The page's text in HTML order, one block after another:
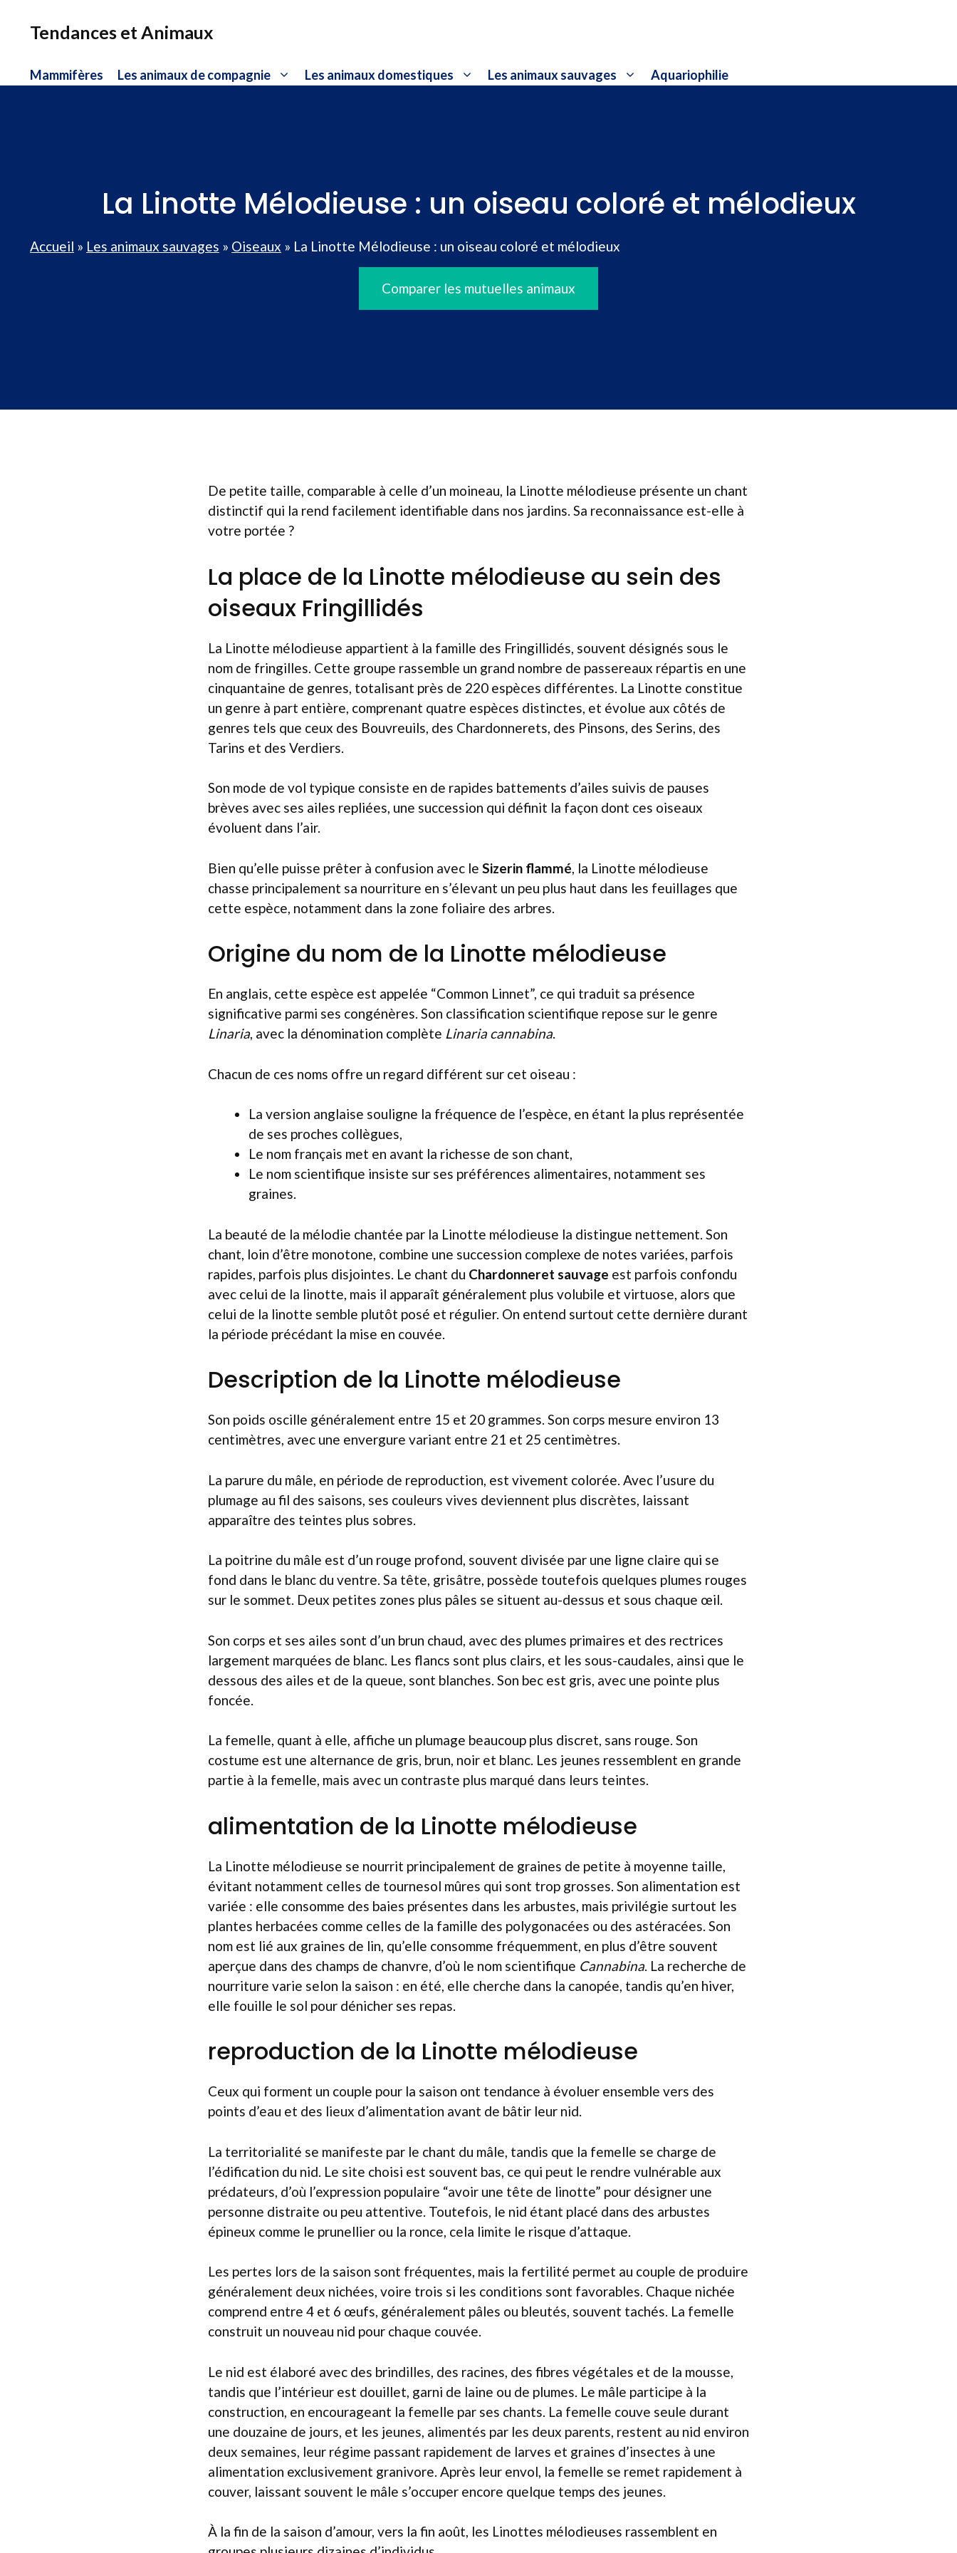
Tendances et Animaux
Mammifères Les animaux de compagnie Les animaux domestiques Les animaux sauvages Aquariophilie
La Linotte Mélodieuse : un oiseau coloré et mélodieux
Accueil » Les animaux sauvages » Oiseaux » La Linotte Mélodieuse : un oiseau coloré et mélodieux
Comparer les mutuelles animaux
De petite taille, comparable à celle d’un moineau, la Linotte mélodieuse présente un chant
distinctif qui la rend facilement identifiable dans nos jardins. Sa reconnaissance est-elle à
votre portée ?
La place de la Linotte mélodieuse au sein des
oiseaux Fringillidés
La Linotte mélodieuse appartient à la famille des Fringillidés, souvent désignés sous le
nom de fringilles. Cette groupe rassemble un grand nombre de passereaux répartis en une
cinquantaine de genres, totalisant près de 220 espèces différentes. La Linotte constitue
un genre à part entière, comprenant quatre espèces distinctes, et évolue aux côtés de
genres tels que ceux des Bouvreuils, des Chardonnerets, des Pinsons, des Serins, des
Tarins et des Verdiers.
Son mode de vol typique consiste en de rapides battements d’ailes suivis de pauses
brèves avec ses ailes repliées, une succession qui définit la façon dont ces oiseaux
évoluent dans l’air.
Bien qu’elle puisse prêter à confusion avec le Sizerin flammé , la Linotte mélodieuse
chasse principalement sa nourriture en s’élevant un peu plus haut dans les feuillages que
cette espèce, notamment dans la zone foliaire des arbres.
Origine du nom de la Linotte mélodieuse
En anglais, cette espèce est appelée “Common Linnet”, ce qui traduit sa présence
significative parmi ses congénères. Son classification scientifique repose sur le genre
Linaria, avec la dénomination complète Linaria cannabina.
Chacun de ces noms offre un regard différent sur cet oiseau :
La version anglaise souligne la fréquence de l’espèce, en étant la plus représentée
de ses proches collègues,
Le nom français met en avant la richesse de son chant,
Le nom scientifique insiste sur ses préférences alimentaires, notamment ses
graines.
La beauté de la mélodie chantée par la Linotte mélodieuse la distingue nettement. Son
chant, loin d’être monotone, combine une succession complexe de notes variées, parfois
rapides, parfois plus disjointes. Le chant du Chardonneret sauvage est parfois confondu
avec celui de la linotte, mais il apparaît généralement plus volubile et virtuose, alors que
celui de la linotte semble plutôt posé et régulier. On entend surtout cette dernière durant
la période précédant la mise en couvée.
Description de la Linotte mélodieuse
Son poids oscille généralement entre 15 et 20 grammes. Son corps mesure environ 13
centimètres, avec une envergure variant entre 21 et 25 centimètres.
La parure du mâle, en période de reproduction, est vivement colorée. Avec l’usure du
plumage au fil des saisons, ses couleurs vives deviennent plus discrètes, laissant
apparaître des teintes plus sobres.
La poitrine du mâle est d’un rouge profond, souvent divisée par une ligne claire qui se
fond dans le blanc du ventre. Sa tête, grisâtre, possède toutefois quelques plumes rouges
sur le sommet. Deux petites zones plus pâles se situent au-dessus et sous chaque œil.
Son corps et ses ailes sont d’un brun chaud, avec des plumes primaires et des rectrices
largement marquées de blanc. Les flancs sont plus clairs, et les sous-caudales, ainsi que le
dessous des ailes et de la queue, sont blanches. Son bec est gris, avec une pointe plus
foncée.
La femelle, quant à elle, affiche un plumage beaucoup plus discret, sans rouge. Son
costume est une alternance de gris, brun, noir et blanc. Les jeunes ressemblent en grande
partie à la femelle, mais avec un contraste plus marqué dans leurs teintes.
alimentation de la Linotte mélodieuse
La Linotte mélodieuse se nourrit principalement de graines de petite à moyenne taille,
évitant notamment celles de tournesol mûres qui sont trop grosses. Son alimentation est
variée : elle consomme des baies présentes dans les arbustes, mais privilégie surtout les
plantes herbacées comme celles de la famille des polygonacées ou des astéracées. Son
nom est lié aux graines de lin, qu’elle consomme fréquemment, en plus d’être souvent
aperçue dans des champs de chanvre, d’où le nom scientifique Cannabina. La recherche de
nourriture varie selon la saison : en été, elle cherche dans la canopée, tandis qu’en hiver,
elle fouille le sol pour dénicher ses repas.
reproduction de la Linotte mélodieuse
Ceux qui forment un couple pour la saison ont tendance à évoluer ensemble vers des
points d’eau et des lieux d’alimentation avant de bâtir leur nid.
La territorialité se manifeste par le chant du mâle, tandis que la femelle se charge de
l’édification du nid. Le site choisi est souvent bas, ce qui peut le rendre vulnérable aux
prédateurs, d’où l’expression populaire “avoir une tête de linotte” pour désigner une
personne distraite ou peu attentive. Toutefois, le nid étant placé dans des arbustes
épineux comme le prunellier ou la ronce, cela limite le risque d’attaque.
Les pertes lors de la saison sont fréquentes, mais la fertilité permet au couple de produire
généralement deux nichées, voire trois si les conditions sont favorables. Chaque nichée
comprend entre 4 et 6 œufs, généralement pâles ou bleutés, souvent tachés. La femelle
construit un nouveau nid pour chaque couvée.
Le nid est élaboré avec des brindilles, des racines, des fibres végétales et de la mousse,
tandis que l’intérieur est douillet, garni de laine ou de plumes. Le mâle participe à la
construction, en encourageant la femelle par ses chants. La femelle couve seule durant
une douzaine de jours, et les jeunes, alimentés par les deux parents, restent au nid environ
deux semaines, leur régime passant rapidement de larves et graines d’insectes à une
alimentation exclusivement granivore. Après leur envol, la femelle se remet rapidement à
couver, laissant souvent le mâle s’occuper encore quelque temps des jeunes.
À la fin de la saison d’amour, vers la fin août, les Linottes mélodieuses rassemblent en